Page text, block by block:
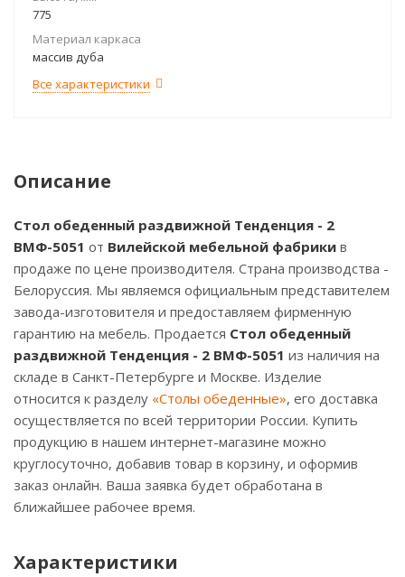
775
Материал каркаса
массив дуба
Все характеристики
Описание
Стол обеденный раздвижной Тенденция - 2
ВМФ-5051 от Вилейской мебельной фабрики в
продаже по цене производителя. Страна производства -
Белоруссия. Мы являемся официальным представителем
завода-изготовителя и предоставляем фирменную
гарантию на мебель. Продается Стол обеденный
раздвижной Тенденция - 2 ВМФ-5051 из наличия на
складе в Санкт-Петербурге и Москве. Изделие
относится к разделу «Столы обеденные», его доставка
осуществляется по всей территории России. Купить
продукцию в нашем интернет-магазине можно
круглосуточно, добавив товар в корзину, и оформив
заказ онлайн. Ваша заявка будет обработана в
ближайшее рабочее время.
Характеристики